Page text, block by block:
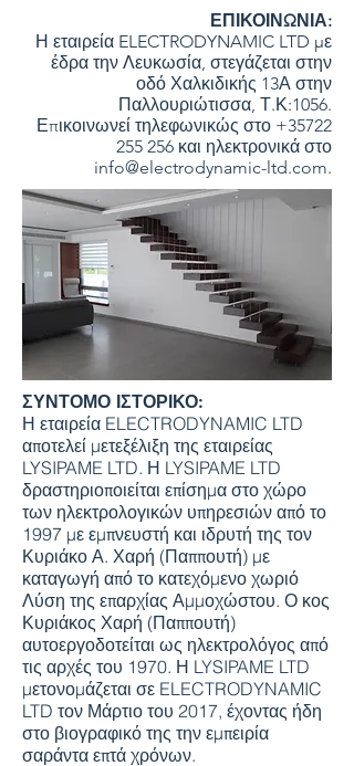
ΣΥΝΤΟΜΟ ΙΣΤΟΡΙΚΟ:
​Η εταιρεία ELECTRODYNAMIC LTD
αποτελεί μετεξέλιξη της εταιρείας
LYSIPAME LTD. Η LYSIPAME LTD
δραστηριοποιείται επίσημα στο χώρο
των ηλεκτρολογικών υπηρεσιών από το
1997 με εμπνευστή και ιδρυτή της τον
Κυριάκο Α. Χαρή (Παππουτή) με
καταγωγή από το κατεχόμενο χωριό
Λύση της επαρχίας Αμμοχώστου. Ο κος
Κυριάκος Χαρή (Παππουτή)
αυτοεργοδοτείται ως ηλεκτρολόγος από
τις αρχές του 1970. Η LYSIPAME LTD
μετονομάζεται σε ELECTRODYNAMIC
LTD τον Μάρτιο του 2017, έχοντας ήδη
στο βιογραφικό της την εμπειρία
σαράντα επτά χρόνων.
ΕΠΙΚΟΙΝΩΝΙΑ:
Η εταιρεία ELECTRODYNAMIC LTD με
έδρα την Λευκωσία, στεγάζεται στην
οδό Χαλκιδικής 13Α στην
Παλλουριώτισσα, Τ.Κ:1056.
Επικοινωνεί τηλεφωνικώς στο +35722
255 256 και ηλεκτρονικά στο
info@electrodynamic-ltd.com.